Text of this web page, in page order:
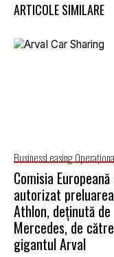
ARTICOLE SIMILARE
BusinessLeasing
Comisia Europeană
autorizat preluarea
Athlon, deținută de
Mercedes, de către
gigantul Arval